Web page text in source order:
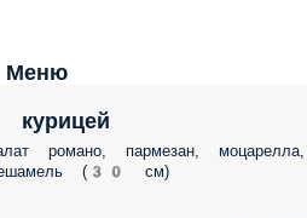
Меню
романо, пармезан, моцарелла,
(30 см)